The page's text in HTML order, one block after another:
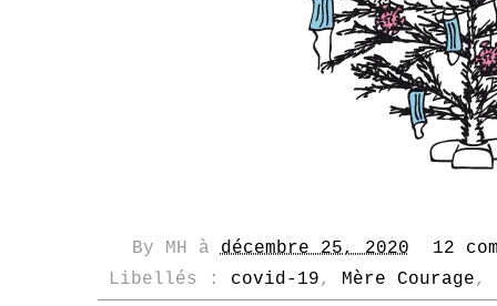
By MH àdécembre 25, 2020
12
Libellés : covid-19 , Mère Courage ,